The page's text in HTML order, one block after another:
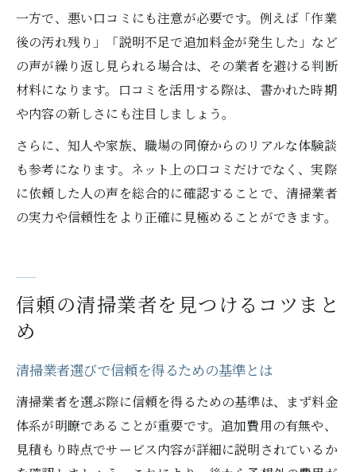
一方で、悪い口コミにも注意が必要です。例えば「作業
後の汚れ残り」「説明不足で追加料金が発生した」など
の声が繰り返し見られる場合は、その業者を避ける判断
材料になります。口コミを活用する際は、書かれた時期
や内容の新しさにも注目しましょう。
さらに、知人や家族、職場の同僚からのリアルな体験談
も参考になります。ネット上の口コミだけでなく、実際
に依頼した人の声を総合的に確認することで、清掃業者
の実力や信頼性をより正確に見極めることができます。
信頼の清掃業者を見つけるコツまと
め
清掃業者選びで信頼を得るための基準とは
清掃業者を選ぶ際に信頼を得るための基準は、まず料金
体系が明瞭であることが重要です。追加費用の有無や、
見積もり時点でサービス内容が詳細に説明されているか